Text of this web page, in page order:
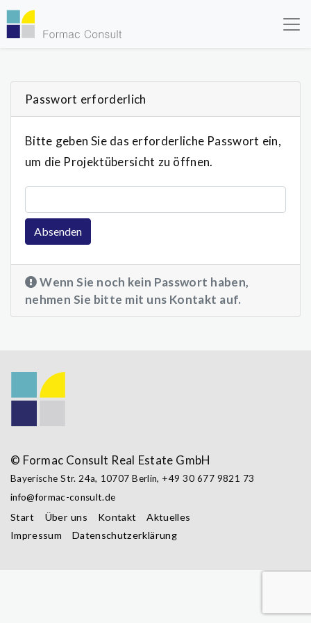
Passwort erforderlich
Bitte geben Sie das erforderliche Passwort ein,
um die Projektübersicht zu öffnen.
Passwort
Absenden
Wenn Sie noch kein Passwort haben,
nehmen Sie bitte mit uns Kontakt auf.
© Formac Consult Real Estate GmbH
Bayerische Str. 24a, 10707 Berlin, +49 30 677 9821 73
info@formac-consult.de
Start Über uns Kontakt
Aktuelles
Impressum
Datenschutzerklärung